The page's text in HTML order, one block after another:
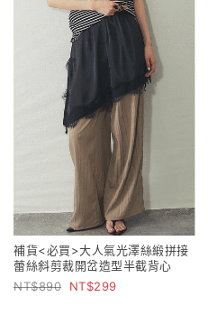
補貨<必買>大人氣光澤絲緞拼接
蕾絲斜剪裁開岔造型半截背心
890
299